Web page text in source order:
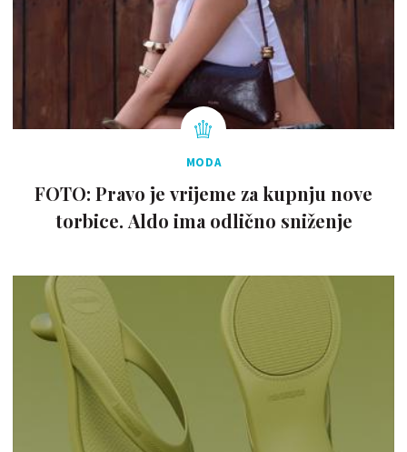
MODA
FOTO: Pravo je vrijeme za kupnju nove
torbice. Aldo ima odlično sniženje